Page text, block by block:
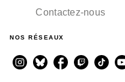
Contactez-nous
NOS RÉSEAUX